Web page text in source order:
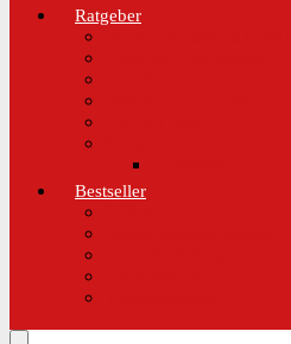
Ratgeber
Bestseller